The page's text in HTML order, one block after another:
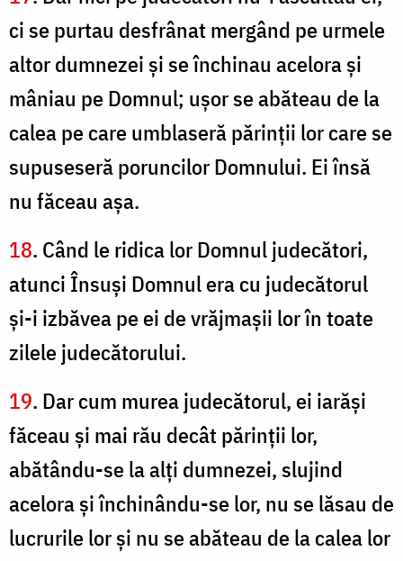
ci se purtau desfrânat mergând pe urmele
altor dumnezei şi se închinau acelora şi
mâniau pe Domnul; uşor se abăteau de la
calea pe care umblaseră părinţii lor care se
supuseseră poruncilor Domnului. Ei însă
nu făceau aşa.
18. Când le ridica lor Domnul judecători,
atunci Însuşi Domnul era cu judecătorul
şi-i izbăvea pe ei de vrăjmaşii lor în toate
zilele judecătorului.
19. Dar cum murea judecătorul, ei iarăşi
făceau şi mai rău decât părinţii lor,
abătându-se la alţi dumnezei, slujind
acelora şi închinându-se lor, nu se lăsau de
lucrurile lor şi nu se abăteau de la calea lor